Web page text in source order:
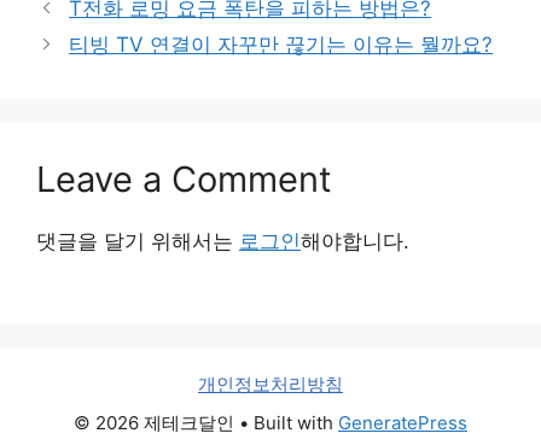
T전화 로밍 요금 폭탄을 피하는 방법은?
티빙 TV 연결이 자꾸만 끊기는 이유는 뭘까요?
Leave a Comment
댓글을 달기 위해서는 로그인해야합니다.
개인정보처리방침
© 2026 제테크달인 • Built with GeneratePress